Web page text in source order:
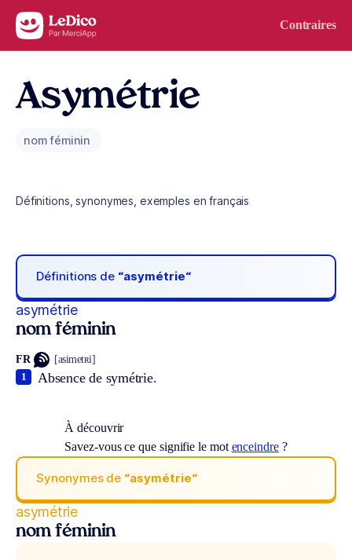
Aller au contenu Contraires
Asymétrie
nom féminin
Définitions, synonymes, exemples en français
Définitions de “asymétrie“
asymétrie
nom féminin
FR [asimetʀi]
Absence de symétrie.
1
À découvrir
Savez-vous ce que signifie le mot enceindre?
Synonymes de “asymétrie“
asymétrie
nom féminin